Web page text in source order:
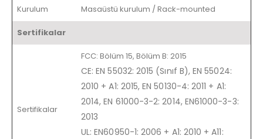
Kurulum Masaüstü kurulum / Rack-mounted
Sertifikalar
Sertifikalar
FCC: Bölüm 15, Bölüm B: 2015
CE: EN 55032: 2015 (Sınıf B), EN 55024:
2010 + A1: 2015, EN 50130-4: 2011 + A1:
2014, EN 61000-3-2: 2014, EN61000-3-3:
2013
UL: EN60950-1: 2006 + A1: 2010 + A11: